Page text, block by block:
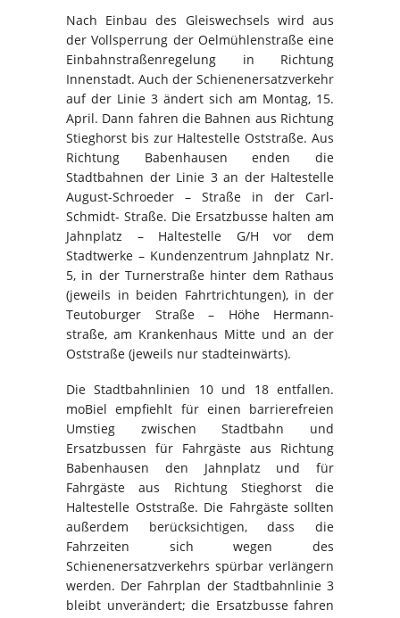
Nach Einbau des Gleiswechsels wird aus
der Vollsperrung der Oelmühlenstraße eine
Einbahnstraßenregelung in Richtung
Innenstadt. Auch der Schienenersatzverkehr
auf der Linie 3 ändert sich am Montag, 15.
April. Dann fahren die Bahnen aus Richtung
Stieghorst bis zur Haltestelle Oststraße. Aus
Richtung Babenhausen enden die
Stadtbahnen der Linie 3 an der Haltestelle
August-Schroeder – Straße in der Carl-
Schmidt- Straße. Die Ersatzbusse halten am
Jahnplatz – Haltestelle G/H vor dem
Stadtwerke – Kundenzentrum Jahnplatz Nr.
5, in der Turnerstraße hinter dem Rathaus
(jeweils in beiden Fahrtrichtungen), in der
Teutoburger Straße – Höhe Hermann-
straße, am Krankenhaus Mitte und an der
Oststraße (jeweils nur stadteinwärts).
Die Stadtbahnlinien 10 und 18 entfallen.
moBiel empfiehlt für einen barrierefreien
Umstieg zwischen Stadtbahn und
Ersatzbussen für Fahrgäste aus Richtung
Babenhausen den Jahnplatz und für
Fahrgäste aus Richtung Stieghorst die
Haltestelle Oststraße. Die Fahrgäste sollten
außerdem berücksichtigen, dass die
Fahrzeiten sich wegen des
Schienenersatzverkehrs spürbar verlängern
werden. Der Fahrplan der Stadtbahnlinie 3
bleibt unverändert; die Ersatzbusse fahren